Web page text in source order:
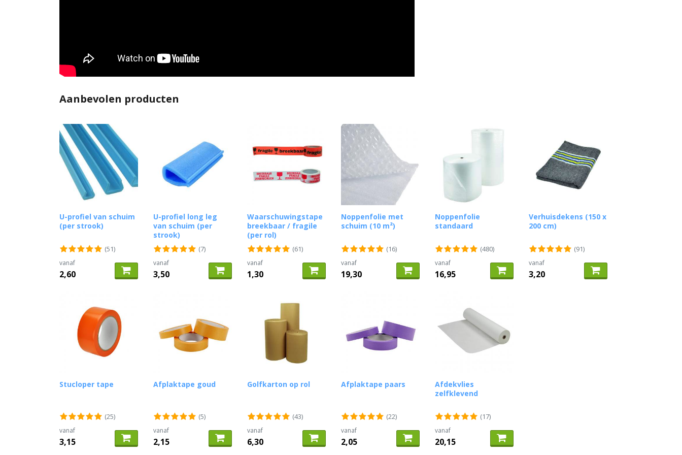
Aanbevolen producten
U-profiel van schuim
(per strook)
(51)
vanaf
2,60
U-profiel long leg
van schuim (per
strook)
(7)
vanaf
3,50
Waarschuwingstape
breekbaar / fragile
(per rol)
(61)
vanaf
1,30
Noppenfolie met
schuim (10 m²)
(16)
vanaf
19,30
Noppenfolie
standaard
(480)
vanaf
16,95
Verhuisdekens (150 x
200 cm)
(91)
vanaf
3,20
Stucloper tape
(25)
vanaf
3,15
Afplaktape goud
(5)
vanaf
2,15
Golfkarton op rol
(43)
vanaf
6,30
Afplaktape paars
(22)
vanaf
2,05
Afdekvlies
zelfklevend
(17)
vanaf
20,15